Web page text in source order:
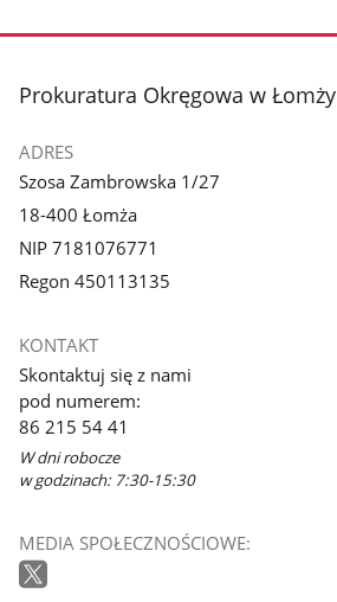
stopka
Prokuratura Okręgowa w Łomży
ADRES
Szosa Zambrowska 1/27
18-400 Łomża
NIP 7181076771
Regon 450113135
KONTAKT
Skontaktuj się z nami
pod numerem:
86 215 54 41
W dni robocze
w godzinach: 7:30-15:30
MEDIA SPOŁECZNOŚCIOWE: